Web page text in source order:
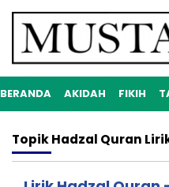
BERANDA AKIDAH FIKIH
TopikHadzal Quran